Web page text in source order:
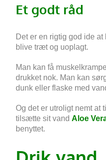
Et godt råd
Det er en rigtig god ide
blive træt og uoplagt.
Man kan få
drukket nok. Man kan
dunk eller flaske med
Og det er utroligt nemt at
tilsætte sit vand Aloe
benyttet.